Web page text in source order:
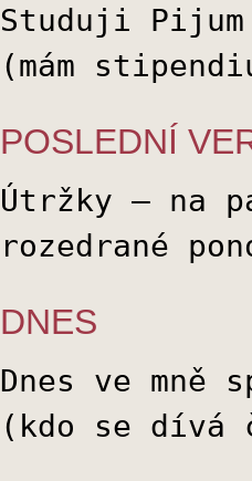
Studuji Pijum
(mám
POSLEDNÍ
Útržky – na
rozedrané
DNES
Dnes ve mně
(kdo se dívá